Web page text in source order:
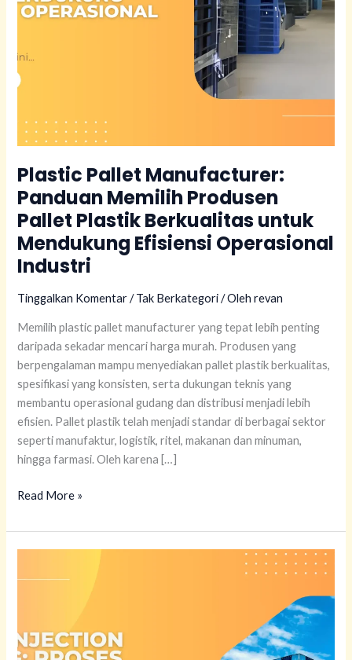
Plastic Pallet Manufacturer:
Panduan Memilih Produsen
Pallet Plastik Berkualitas untuk
Mendukung Efisiensi Operasional
Industri
Tinggalkan Komentar /Tak Berkategori/ Olehrevan
Memilih plastic pallet manufacturer yang tepat lebih penting
daripada sekadar mencari harga murah. Produsen yang
berpengalaman mampu menyediakan pallet plastik berkualitas,
spesifikasi yang konsisten, serta dukungan teknis yang
membantu operasional gudang dan distribusi menjadi lebih
efisien. Pallet plastik telah menjadi standar di berbagai sektor
seperti manufaktur, logistik, ritel, makanan dan minuman,
hingga farmasi. Oleh karena […]
untuk
Operasional
Industri
Read More »
Injection
Produksi,
Keunggulan,